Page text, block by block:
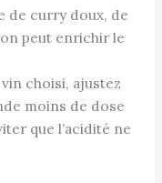
de curry doux, de
peut enrichir le
choisi, ajustez
moins de dose
que l’acidité ne